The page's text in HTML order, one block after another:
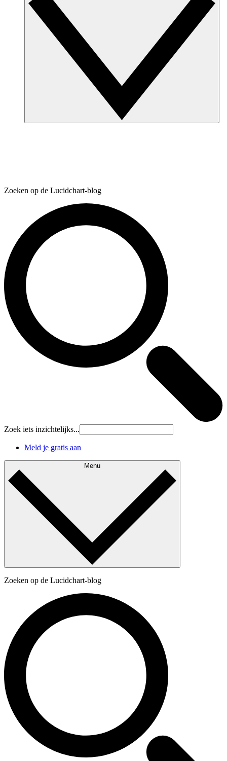
Zoeken op de Lucidchart-blog
Zoek iets inzichtelijks...
Meld je gratis aan
Menu
Zoeken op de Lucidchart-blog